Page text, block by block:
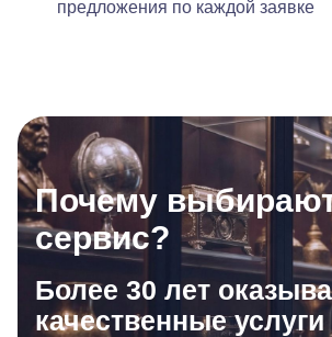
предложения по каждой заявке
Почему
сервис?
Более 30 лет
качественные